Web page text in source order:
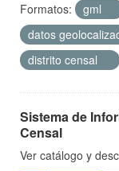
Formatos: gml
datos
distrito censal
Sistema de
Censal
Ver catálogo y